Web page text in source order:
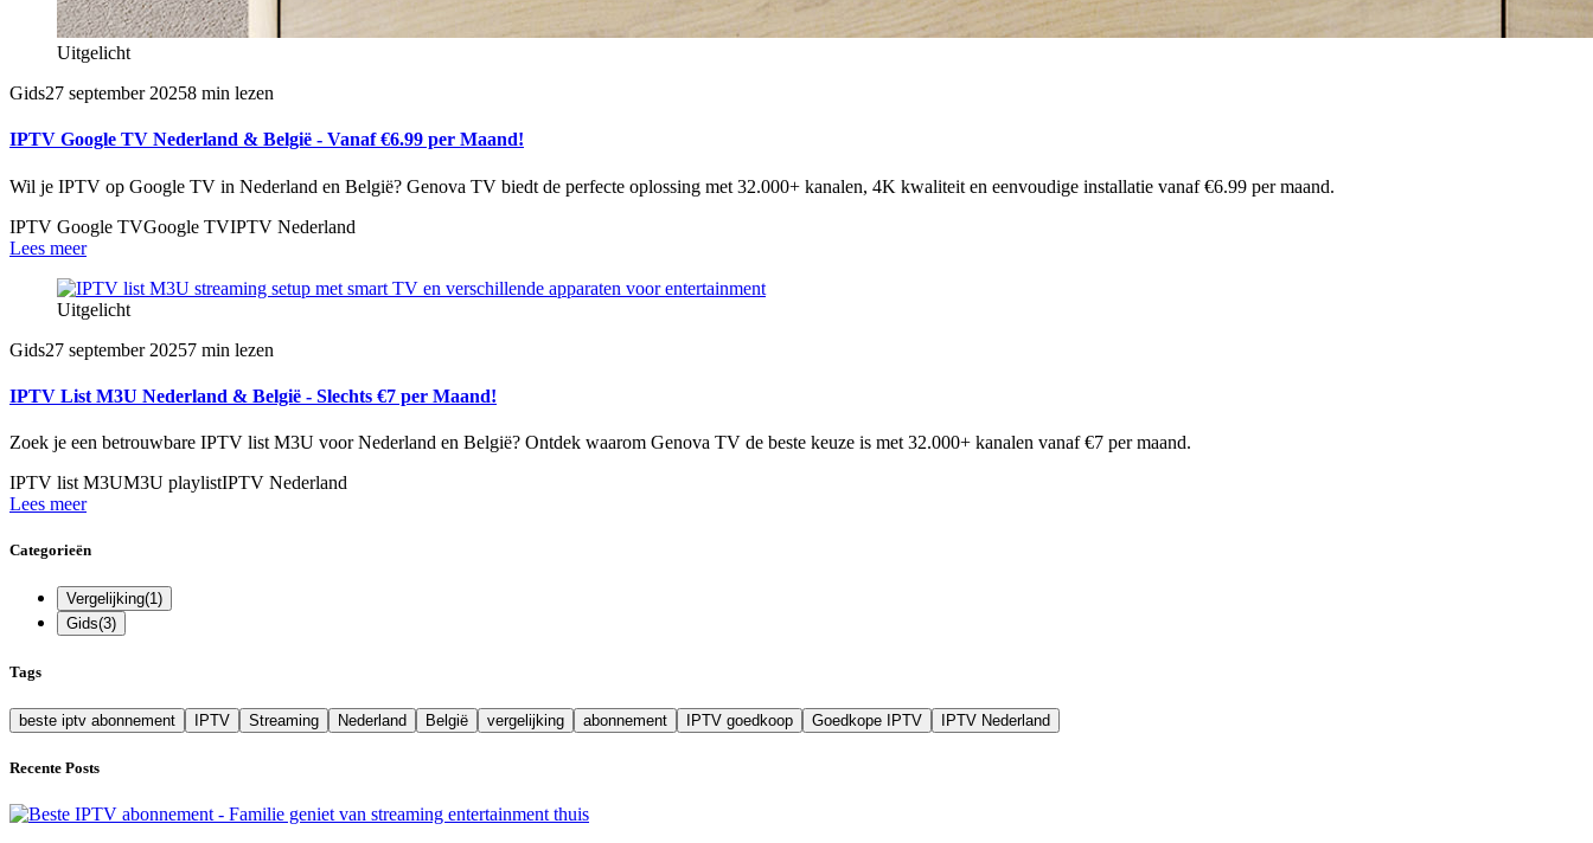
Uitgelicht
Gids27 september 20258 min lezen
IPTV Google TV Nederland & België - Vanaf €6.99 per Maand!
Wil je IPTV op Google TV in Nederland en België? Genova TV biedt de perfecte oplossing met 32.000+ kanalen, 4K kwaliteit en eenvoudige installatie vanaf €6.99 per maand.
IPTV Google TVGoogle TVIPTV Nederland
Lees meer
Uitgelicht
Gids27 september 20257 min lezen
IPTV List M3U Nederland & België - Slechts €7 per Maand!
Zoek je een betrouwbare IPTV list M3U voor Nederland en België? Ontdek waarom Genova TV de beste keuze is met 32.000+ kanalen vanaf €7 per maand.
IPTV list M3UM3U playlistIPTV Nederland
Lees meer
Categorieën
Vergelijking(1)
Gids(3)
Tags
beste iptv abonnement IPTV Streaming Nederland België vergelijking abonnement IPTV goedkoop Goedkope IPTV IPTV Nederland
Recente Posts